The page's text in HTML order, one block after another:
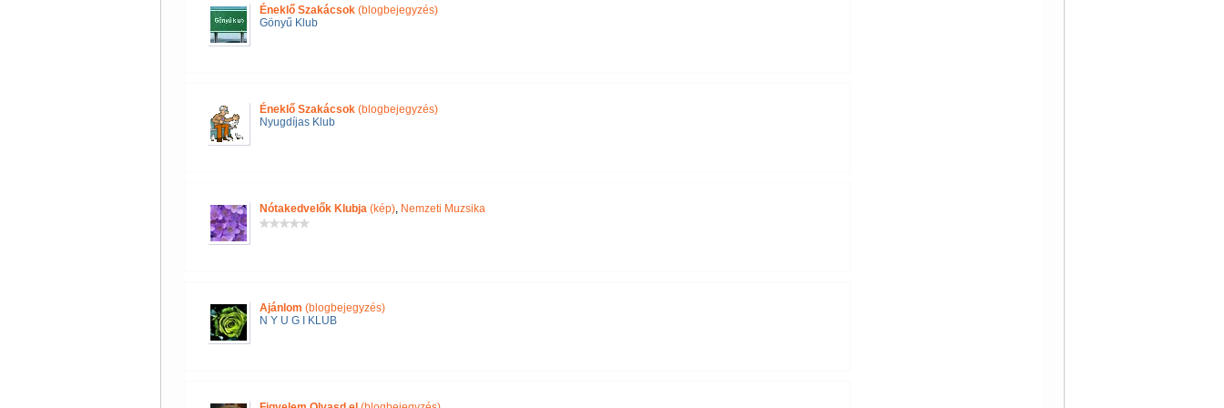
Éneklő Szakácsok(blogbejegyzés)
Gönyű Klub
Éneklő Szakácsok(blogbejegyzés)
Nyugdíjas Klub
Nótakedvelők Klubja(kép), Nemzeti Muzsika
Ajánlom (blogbejegyzés)
N Y U G I KLUB